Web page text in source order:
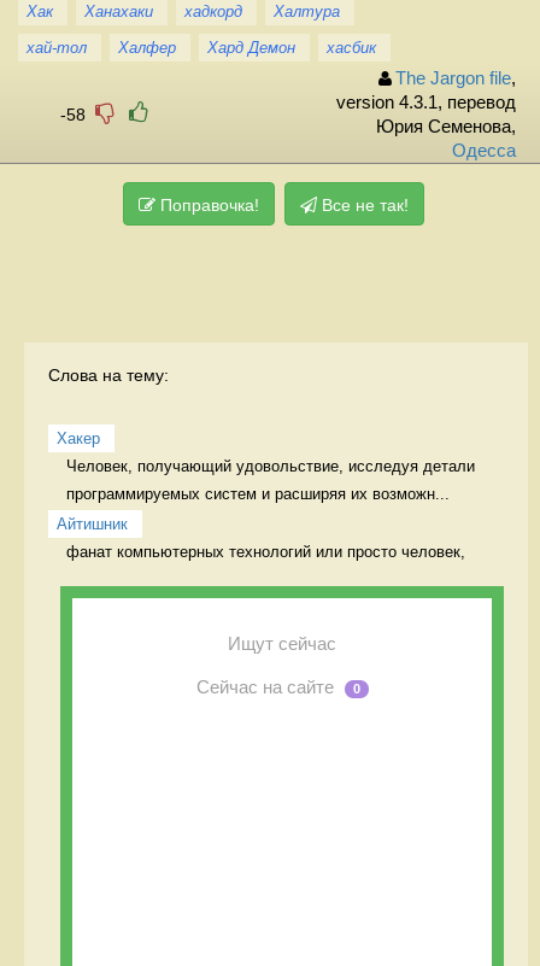
Хак
Ханахаки хадкорд
Халтура
хай-тол
Халфер Хард Демон хасбик
-58
The Jargon file,
version 4.3.1, перевод
Юрия Семенова,
Одесса
Поправочка! Все не так!
Слова на тему:
Хакер
Человек, получающий удовольствие, исследуя детали
программируемых систем и расширяя их возможн...
Айтишник
фанат компьютерных технологий или просто человек,
Ищут сейчас
Сейчас на сайте 0